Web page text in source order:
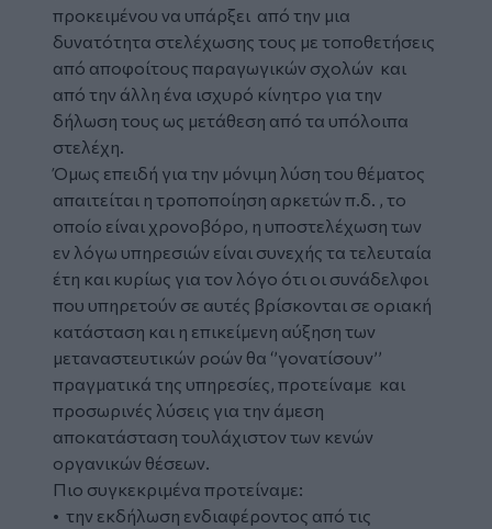
προκειμένου να υπάρξει από την μια
δυνατότητα στελέχωσης τους με τοποθετήσεις
από αποφοίτους παραγωγικών σχολών και
από την άλλη ένα ισχυρό κίνητρο για την
δήλωση τους ως μετάθεση από τα υπόλοιπα
στελέχη.
Όμως επειδή για την μόνιμη λύση του θέματος
απαιτείται η τροποποίηση αρκετών π.δ. , το
οποίο είναι χρονοβόρο, η υποστελέχωση των
εν λόγω υπηρεσιών είναι συνεχής τα τελευταία
έτη και κυρίως για τον λόγο ότι οι συνάδελφοι
που υπηρετούν σε αυτές βρίσκονται σε οριακή
κατάσταση και η επικείμενη αύξηση των
μεταναστευτικών ροών θα ‘’γονατίσουν’’
πραγματικά της υπηρεσίες, προτείναμε και
προσωρινές λύσεις για την άμεση
αποκατάσταση τουλάχιστον των κενών
οργανικών θέσεων.
Πιο συγκεκριμένα προτείναμε:
• την εκδήλωση ενδιαφέροντος από τις